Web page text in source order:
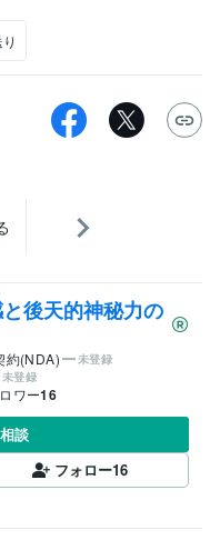
後天的神秘力の
約(NDA) 未登録
未登録
ワー16
談
フォロー16